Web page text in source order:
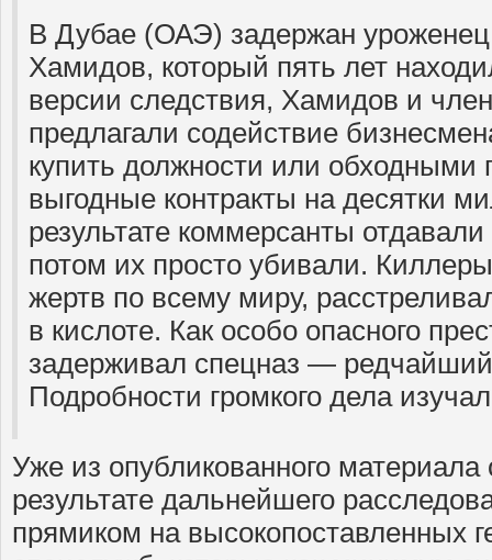
В Дубае (ОАЭ) задержан
Хамидов, который пять лет
версии следствия, Хамидов и
предлагали содействие
купить должности или обходными
выгодные контракты на десятки
результате коммерсанты
потом их просто убивали.
жертв по всему миру,
в кислоте. Как особо опасного
задерживал спецназ —
Подробности громкого дела
Уже из опубликованного материала
результате дальнейшего
прямиком на высокопоставленных